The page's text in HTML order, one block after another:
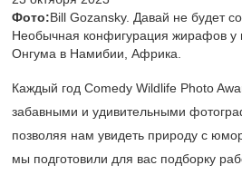
Фото:Bill Gozansky. Давай не будет
Необычная конфигурация жирафов у
Онгума в Намибии, Африка.
Каждый год Comedy Wildlife Photo
забавными и удивительными
позволяя нам увидеть природу с
мы подготовили для вас подборку